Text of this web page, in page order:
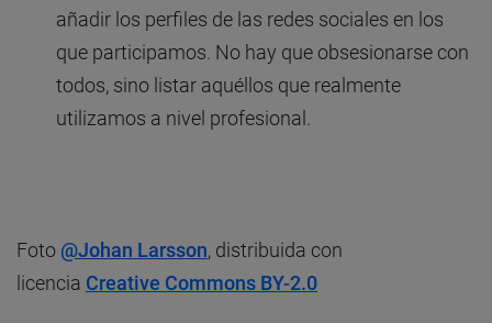
añadir los perfiles de las redes sociales en los
que participamos. No hay que obsesionarse con
todos, sino listar aquéllos que realmente
utilizamos a nivel profesional.
Foto @Johan Larsson, distribuida con
licencia Creative Commons BY-2.0